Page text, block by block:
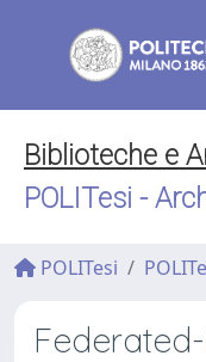
Biblioteche e
POLITesi -
POLITesi